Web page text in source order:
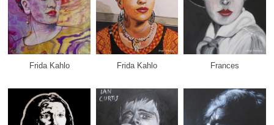
Frida Kahlo Frida Kahlo Frances